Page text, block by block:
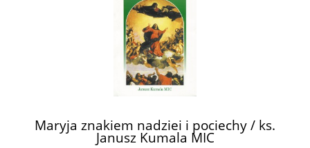
Maryja znakiem nadziei i pociechy / ks.
Janusz Kumala MIC